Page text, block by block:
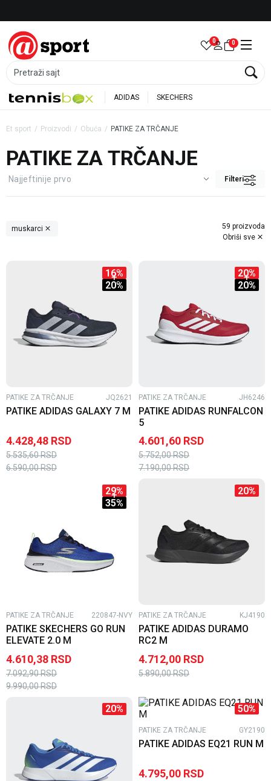
Pretraži sajt
0 0
ADIDAS SKECHERS
Et sport Proizvodi Obuća PATIKE ZA TRČANJE
PATIKE ZA TRČANJE
Filteri
muskarci
59 proizvoda
Obriši sve
16%
20%
PATIKE ZA TRČANJE JQ2621
PATIKE ADIDAS GALAXY 7 M
4.428,48 RSD
5.535,60RSD
6.590,00RSD
20%
20%
PATIKE ZA TRČANJE JH6246
PATIKE ADIDAS RUNFALCON
5
4.601,60 RSD
5.752,00RSD
7.190,00RSD
29%
35%
PATIKE ZA TRČANJE 220847-NVY
PATIKE SKECHERS GO RUN
ELEVATE 2.0 M
4.610,38 RSD
7.092,90RSD
9.990,00RSD
20%
PATIKE ZA TRČANJE KJ4190
PATIKE ADIDAS DURAMO
RC2 M
4.712,00 RSD
5.890,00RSD
20% 50%
PATIKE ZA TRČANJE GY2190
PATIKE ADIDAS EQ21 RUN M
4.795,00 RSD